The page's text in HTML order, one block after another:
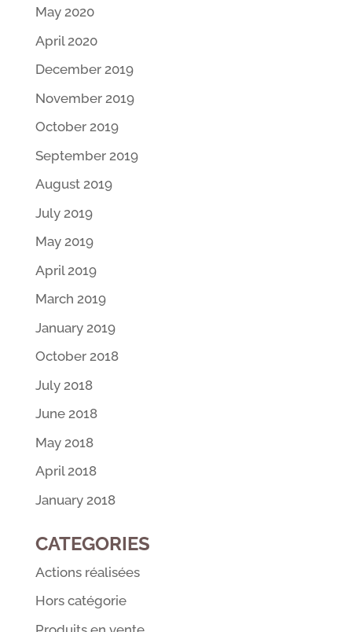
May 2020
April 2020
December 2019
November 2019
October 2019
September 2019
August 2019
July 2019
May 2019
April 2019
March 2019
January 2019
October 2018
July 2018
June 2018
May 2018
April 2018
January 2018
CATEGORIES
Actions réalisées
Hors catégorie